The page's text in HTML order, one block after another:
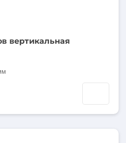
вертикальная